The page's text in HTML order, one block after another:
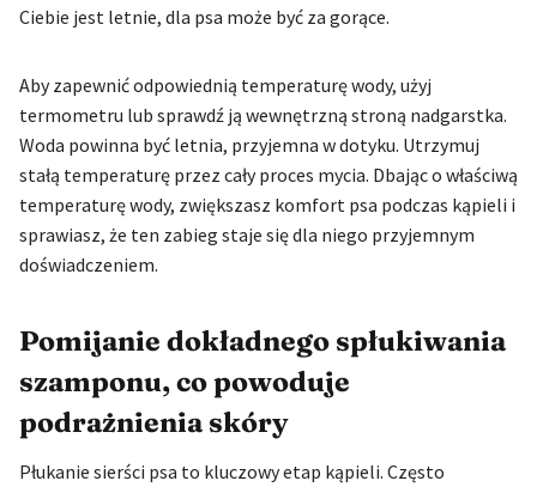
Ciebie jest letnie, dla psa może być za gorące.
Aby zapewnić odpowiednią temperaturę wody, użyj
termometru lub sprawdź ją wewnętrzną stroną nadgarstka.
Woda powinna być letnia, przyjemna w dotyku. Utrzymuj
stałą temperaturę przez cały proces mycia. Dbając o właściwą
temperaturę wody, zwiększasz komfort psa podczas kąpieli i
sprawiasz, że ten zabieg staje się dla niego przyjemnym
doświadczeniem.
Pomijanie dokładnego spłukiwania
szamponu, co powoduje
podrażnienia skóry
Płukanie sierści psa to kluczowy etap kąpieli. Często